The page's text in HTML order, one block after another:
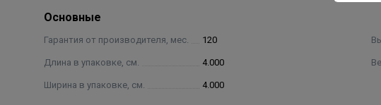
Основные
Гарантия от производителя, мес. 120
Длина в упаковке, см. 4.000
Ширина в упаковке, см. 4.000